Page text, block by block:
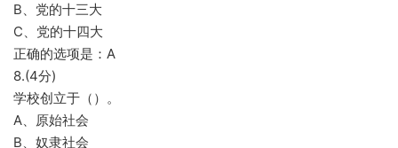
B、党的十三大
C、党的十四大
正确的选项是：A
8.(4分)
学校创立于（）。
A、原始社会
B、奴隶社会